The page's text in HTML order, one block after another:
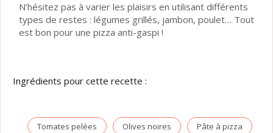
N’hésitez pas à varier les plaisirs en utilisant différents
types de restes : légumes grillés, jambon, poulet… Tout
est bon pour une pizza anti-gaspi !
Ingrédients pour cette recette :
Tomates pelées Olives noires Pâte à pizza